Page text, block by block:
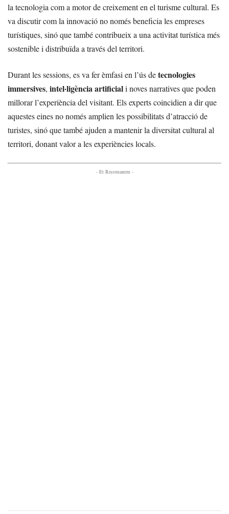
la tecnologia com a motor de creixement en el turisme cultural. Es
va discutir com la innovació no només beneficia les empreses
turístiques, sinó que també contribueix a una activitat turística més
sostenible i distribuïda a través del territori.
Durant les sessions, es va fer èmfasi en l’ús detecnologies
immersives, intel·ligència artificiali noves narratives que poden
millorar l’experiència del visitant. Els experts coincidien a dir que
aquestes eines no només amplien les possibilitats d’atracció de
turistes, sinó que també ajuden a mantenir la diversitat cultural al
territori, donant valor a les experiències locals.
- Et Recomanem -